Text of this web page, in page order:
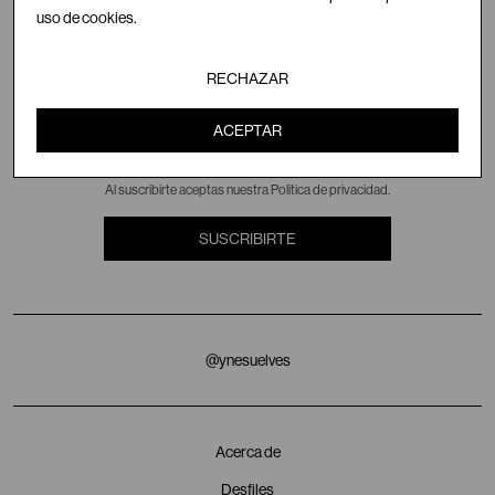
uso de cookies.
RECHAZAR
ACEPTAR
Al suscribirte aceptas nuestra Politica de privacidad.
SUSCRIBIRTE
@ynesuelves
Acerca de
Desfiles